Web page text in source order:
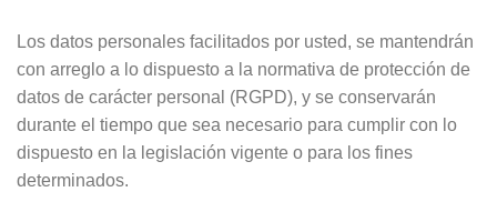
Los datos personales facilitados por usted, se mantendrán
con arreglo a lo dispuesto a la normativa de protección de
datos de carácter personal (RGPD), y se conservarán
durante el tiempo que sea necesario para cumplir con lo
dispuesto en la legislación vigente o para los fines
determinados.